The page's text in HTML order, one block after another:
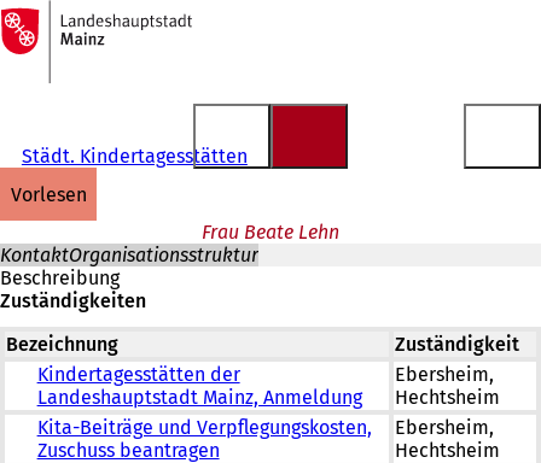
Inhalt anspringen
Zur
Startseite
Städt. Kindertagesstätten
vorlesen
Frau Beate Lehn
KontaktOrganisationsstruktur
Beschreibung
Zuständigkeiten
Bezeichnung
Zuständigkeit
Kindertagesstätten der
Landeshauptstadt Mainz, Anmeldung
Ebersheim,
Hechtsheim
Kita-Beiträge und Verpflegungskosten,
Zuschuss beantragen
Ebersheim,
Hechtsheim